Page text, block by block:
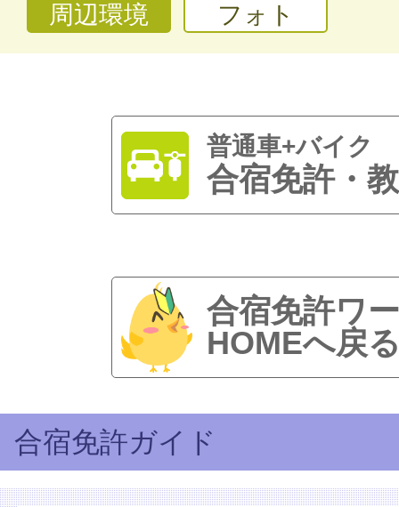
周辺環境 フォト
普通車+バイク
合宿免許・
合宿免許ワ
HOMEへ戻
合宿免許ガイド